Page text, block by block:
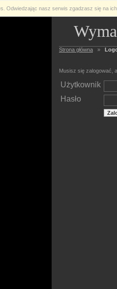
Odwiedzając nasz serwis zgadzasz się na
Strona główna »
Musisz się zalogować,
Użytkownik
Hasło